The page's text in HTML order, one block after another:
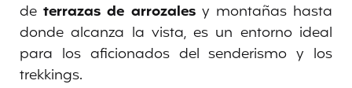
de terrazas de arrozales y montañas hasta
donde alcanza la vista, es un entorno ideal
para los aficionados del senderismo y los
trekkings.